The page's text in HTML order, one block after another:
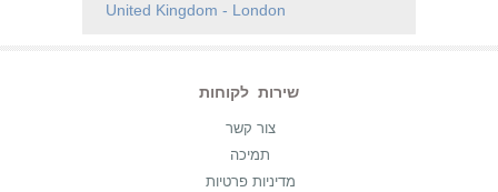
United Kingdom - London
שירות לקוחות
צור קשר
תמיכה
מדיניות פרטיות